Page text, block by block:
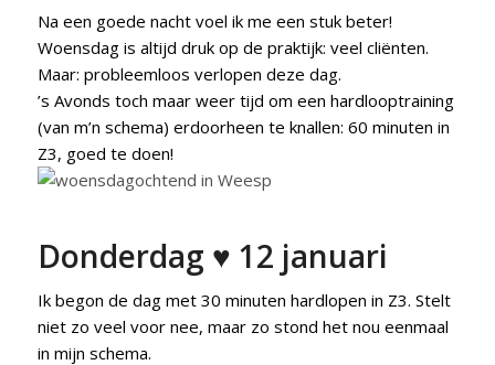
Na een goede nacht voel ik me een stuk beter!
Woensdag is altijd druk op de praktijk: veel cliënten.
Maar: probleemloos verlopen deze dag.
’s Avonds toch maar weer tijd om een hardlooptraining
(van m’n schema) erdoorheen te knallen: 60 minuten in
Z3, goed te doen!
Donderdag ♥ 12 januari
Ik begon de dag met 30 minuten hardlopen in Z3. Stelt
niet zo veel voor nee, maar zo stond het nou eenmaal
in mijn schema.